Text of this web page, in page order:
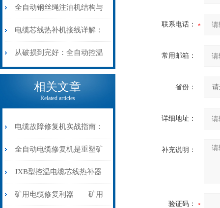
阻”到“波形特征”的精准诊
断逻辑
动电缆修复机的快速换型逻
辑
全自动钢丝绳注油机结构与
工作原理：揭秘高效润滑的
机械密码
电缆芯线热补机接线详解：
从入门到精通
从破损到完好：全自动控温
电缆热补机的核心价值
相关文章
Related articles
电缆故障修复机实战指南：
从“盲测”到“精确定点”的三
步作业法
全自动电缆修复机是重塑矿
山电力动脉的“智能外科医
生”
JXB型控温电缆芯线热补器
安装与接线：精准修复的工
矿用电缆修复利器——矿用
联系电话：
常用邮箱：
省份：
详细地址：
补充说明：
验证码：